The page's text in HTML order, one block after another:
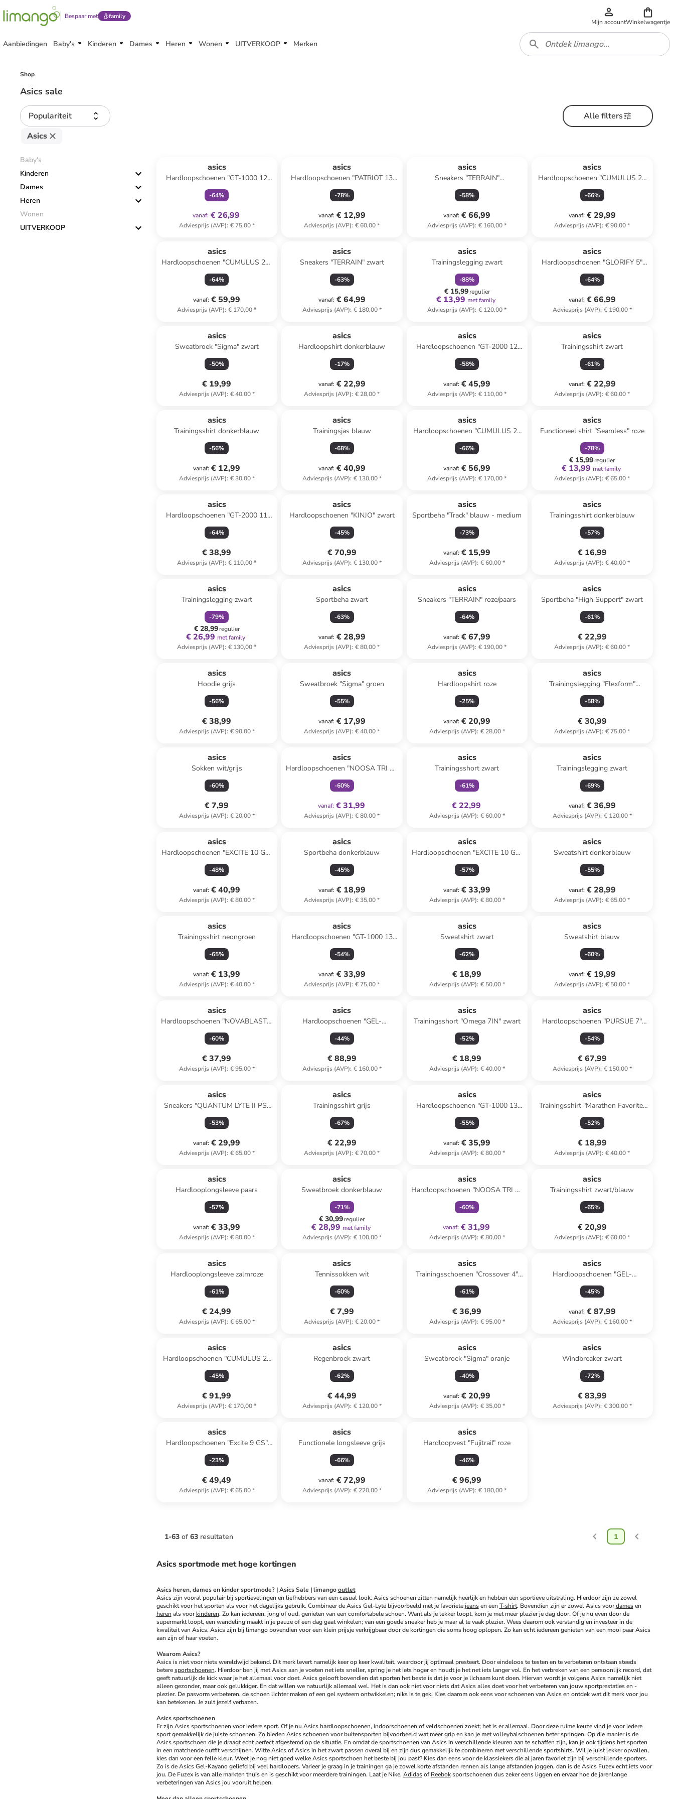
Bespaar met family
Mijn accountWinkelwagentje
Aanbiedingen Baby's Kinderen Dames Heren Wonen UITVERKOOP Merken
Shop
Asics sale
Populariteit
Alle filters
Asics
Baby's
Kinderen
Dames
Heren
Wonen
UITVERKOOP
asics
Hardloopschoenen "GT-1000 12
PS" zwart
-64%
vanaf: € 26,99
Adviesprijs (AVP): € 75,00*
asics
Hardloopschoenen "PATRIOT 13
GS" zwart/lila
-78%
vanaf: € 12,99
Adviesprijs (AVP): € 60,00*
asics
Sneakers "TERRAIN"
geel/paars/groen
-58%
vanaf: € 66,99
Adviesprijs (AVP): € 160,00*
asics
Hardloopschoenen "CUMULUS 25
GS" donkerblauw
-66%
vanaf: € 29,99
Adviesprijs (AVP): € 90,00*
asics
Hardloopschoenen "CUMULUS 24"
zwart
-64%
vanaf: € 59,99
Adviesprijs (AVP): € 170,00*
asics
Sneakers "TERRAIN" zwart
-63%
vanaf: € 64,99
Adviesprijs (AVP): € 180,00*
asics
Trainingslegging zwart
-88%
€ 15,99regulier
€ 13,99 met family
Adviesprijs (AVP): € 120,00*
asics
Hardloopschoenen "GLORIFY 5"
zwart
-64%
vanaf: € 66,99
Adviesprijs (AVP): € 190,00*
asics
Sweatbroek "Sigma" zwart
-50%
€ 19,99
Adviesprijs (AVP): € 40,00*
asics
Hardloopshirt donkerblauw
-17%
vanaf: € 22,99
Adviesprijs (AVP): € 28,00*
asics
Hardloopschoenen "GT-2000 12
GS" donkerblauw/zwart
-58%
vanaf: € 45,99
Adviesprijs (AVP): € 110,00*
asics
Trainingsshirt zwart
-61%
vanaf: € 22,99
Adviesprijs (AVP): € 60,00*
asics
Trainingsshirt donkerblauw
-56%
vanaf: € 12,99
Adviesprijs (AVP): € 30,00*
asics
Trainingsjas blauw
-68%
vanaf: € 40,99
Adviesprijs (AVP): € 130,00*
asics
Hardloopschoenen "CUMULUS 25
MK" zwart
-66%
vanaf: € 56,99
Adviesprijs (AVP): € 170,00*
asics
Functioneel shirt "Seamless" roze
-78%
€ 15,99regulier
€ 13,99 met family
Adviesprijs (AVP): € 65,00*
asics
Hardloopschoenen "GT-2000 11
GS" donkerblauw
-64%
€ 38,99
Adviesprijs (AVP): € 110,00*
asics
Hardloopschoenen "KINJO" zwart
-45%
€ 70,99
Adviesprijs (AVP): € 130,00*
asics
Sportbeha "Track" blauw - medium
-73%
vanaf: € 15,99
Adviesprijs (AVP): € 60,00*
asics
Trainingsshirt donkerblauw
-57%
€ 16,99
Adviesprijs (AVP): € 40,00*
asics
Trainingslegging zwart
-79%
€ 28,99regulier
€ 26,99 met family
Adviesprijs (AVP): € 130,00*
asics
Sportbeha zwart
-63%
vanaf: € 28,99
Adviesprijs (AVP): € 80,00*
asics
Sneakers "TERRAIN" roze/paars
-64%
vanaf: € 67,99
Adviesprijs (AVP): € 190,00*
asics
Sportbeha "High Support" zwart
-61%
€ 22,99
Adviesprijs (AVP): € 60,00*
asics
Hoodie grijs
-56%
€ 38,99
Adviesprijs (AVP): € 90,00*
asics
Sweatbroek "Sigma" groen
-55%
vanaf: € 17,99
Adviesprijs (AVP): € 40,00*
asics
Hardloopshirt roze
-25%
vanaf: € 20,99
Adviesprijs (AVP): € 28,00*
asics
Trainingslegging "Flexform"
bordeaux
-58%
€ 30,99
Adviesprijs (AVP): € 75,00*
asics
Sokken wit/grijs
-60%
€ 7,99
Adviesprijs (AVP): € 20,00*
asics
Hardloopschoenen "NOOSA TRI 16
PS" roze
-60%
vanaf: € 31,99
Adviesprijs (AVP): € 80,00*
asics
Trainingsshort zwart
-61%
€ 22,99
Adviesprijs (AVP): € 60,00*
asics
Trainingslegging zwart
-69%
vanaf: € 36,99
Adviesprijs (AVP): € 120,00*
asics
Hardloopschoenen "EXCITE 10 GS"
blauw
-48%
vanaf: € 40,99
Adviesprijs (AVP): € 80,00*
asics
Sportbeha donkerblauw
-45%
vanaf: € 18,99
Adviesprijs (AVP): € 35,00*
asics
Hardloopschoenen "EXCITE 10 GS"
zwart
-57%
vanaf: € 33,99
Adviesprijs (AVP): € 80,00*
asics
Sweatshirt donkerblauw
-55%
vanaf: € 28,99
Adviesprijs (AVP): € 65,00*
asics
Trainingsshirt neongroen
-65%
vanaf: € 13,99
Adviesprijs (AVP): € 40,00*
asics
Hardloopschoenen "GT-1000 13
PS" lichtroze
-54%
vanaf: € 33,99
Adviesprijs (AVP): € 75,00*
asics
Sweatshirt zwart
-62%
€ 18,99
Adviesprijs (AVP): € 50,00*
asics
Sweatshirt blauw
-60%
vanaf: € 19,99
Adviesprijs (AVP): € 50,00*
asics
Hardloopschoenen "NOVABLAST 2
GS" zwart
-60%
€ 37,99
Adviesprijs (AVP): € 95,00*
asics
Hardloopschoenen "GEL-
CUMULUS 28" zwart
-44%
€ 88,99
Adviesprijs (AVP): € 160,00*
asics
Trainingsshort "Omega 7IN" zwart
-52%
€ 18,99
Adviesprijs (AVP): € 40,00*
asics
Hardloopschoenen "PURSUE 7"
donkerblauw
-54%
€ 67,99
Adviesprijs (AVP): € 150,00*
asics
Sneakers "QUANTUM LYTE II PS"
zwart
-53%
vanaf: € 29,99
Adviesprijs (AVP): € 65,00*
asics
Trainingsshirt grijs
-67%
€ 22,99
Adviesprijs (AVP): € 70,00*
asics
Hardloopschoenen "GT-1000 13
GS" zwart
-55%
vanaf: € 35,99
Adviesprijs (AVP): € 80,00*
asics
Trainingsshirt "Marathon Favorite"
rood
-52%
€ 18,99
Adviesprijs (AVP): € 40,00*
asics
Hardlooplongsleeve paars
-57%
vanaf: € 33,99
Adviesprijs (AVP): € 80,00*
asics
Sweatbroek donkerblauw
-71%
€ 30,99regulier
€ 28,99 met family
Adviesprijs (AVP): € 100,00*
asics
Hardloopschoenen "NOOSA TRI 16
PS" geel
-60%
vanaf: € 31,99
Adviesprijs (AVP): € 80,00*
asics
Trainingsshirt zwart/blauw
-65%
€ 20,99
Adviesprijs (AVP): € 60,00*
asics
Hardlooplongsleeve zalmroze
-61%
€ 24,99
Adviesprijs (AVP): € 65,00*
asics
Tennissokken wit
-60%
€ 7,99
Adviesprijs (AVP): € 20,00*
asics
Trainingsschoenen "Crossover 4"
zwart
-61%
€ 36,99
Adviesprijs (AVP): € 95,00*
asics
Hardloopschoenen "GEL-
CUMULUS 28" zwart/wit
-45%
vanaf: € 87,99
Adviesprijs (AVP): € 160,00*
asics
Hardloopschoenen "CUMULUS 25
TR" donkerblauw
-45%
€ 91,99
Adviesprijs (AVP): € 170,00*
asics
Regenbroek zwart
-62%
€ 44,99
Adviesprijs (AVP): € 120,00*
asics
Sweatbroek "Sigma" oranje
-40%
vanaf: € 20,99
Adviesprijs (AVP): € 35,00*
asics
Windbreaker zwart
-72%
€ 83,99
Adviesprijs (AVP): € 300,00*
asics
Hardloopschoenen "Excite 9 GS"
zwart/paars
-23%
€ 49,49
Adviesprijs (AVP): € 65,00*
asics
Functionele longsleeve grijs
-66%
vanaf: € 72,99
Adviesprijs (AVP): € 220,00*
asics
Hardloopvest "Fujitrail" roze
-46%
€ 96,99
Adviesprijs (AVP): € 180,00*
1-63 of 63 resultaten 1
Asics sportmode met hoge kortingen
Asics heren, dames en kinder sportmode? | Asics Sale | limango outlet
Asics zijn vooral populair bij sportievelingen en liefhebbers van een casual look. Asics schoenen zitten namelijk heerlijk en hebben een sportieve uitstraling. Hierdoor zijn ze zowel
geschikt voor het sporten als voor het dagelijks gebruik. Combineer de Asics Gel-Lyte bijvoorbeeld met je favoriete jeans en een T-shirt. Bovendien zijn er zowel Asics voor dames
heren als voor kinderen. Zo kan iedereen, jong of oud, genieten van een comfortabele schoen. Want als je lekker loopt, kom je met meer plezier je dag door. Of je nu even door de
supermarkt loopt, een wandeling maakt in je pauze of een dag gaat winkelen; van een goede sneaker heb je maar al te vaak plezier. Wees daarom ook verstandig en investeer in de
kwaliteit van Asics. Asics zijn bij limango bovendien voor een klein prijsje verkrijgbaar door de kortingen die soms hoog oplopen. Zo kan echt iedereen genieten van een mooi paar Asics
aan zijn of haar voeten.
Waarom Asics?
Asics is niet voor niets wereldwijd bekend. Dit merk levert namelijk keer op keer kwaliteit, waardoor jij optimaal presteert. Door eindeloos te testen en te verbeteren ontstaan steeds
betere sportschoenen. Hierdoor ben jij met Asics aan je voeten net iets sneller, spring je net iets hoger en houdt je het net iets langer vol. En het verbreken van een persoonlijk record, dat
geeft natuurlijk de kick waar je het allemaal voor doet. Asics gelooft bovendien dat sporten het beste is dat je voor je lichaam kunt doen. Hiervan wordt je volgens Asics namelijk niet
alleen gezonder, maar ook gelukkiger. En dat willen we natuurlijk allemaal wel. Het is dan ook niet voor niets dat Asics alles doet voor het verbeteren van jouw sportprestaties en -
plezier. De pasvorm verbeteren, de schoen lichter maken of een gel systeem ontwikkelen; niks is te gek. Kies daarom ook eens voor schoenen van Asics en ontdek wat dit merk voor jou
kan betekenen. Je zult jezelf verbazen.
Asics sportschoenen
Er zijn Asics sportschoenen voor iedere sport. Of je nu Asics hardloopschoenen, indoorschoenen of veldschoenen zoekt; het is er allemaal. Door deze ruime keuze vind je voor iedere
sport gemakkelijk de juiste schoenen. Zo bieden Asics schoenen voor buitensporten bijvoorbeeld wat meer grip en kan je met volleybalschoenen beter springen. Op die manier is de
Asics sportschoen die je draagt echt perfect afgestemd op de situatie. En omdat de sportschoenen van Asics in verschillende kleuren aan te schaffen zijn, kan je ook tijdens het sporten
in een matchende outfit verschijnen. Witte Asics of Asics in het zwart passen overal bij en zijn dus gemakkelijk te combineren met verschillende sportshirts. Wil je juist lekker opvallen,
kies dan voor een felle kleur. Weet je nog niet goed welke Asics sportschoen het beste bij jou past? Kies dan eens voor de klassiekers die al jaren favoriet zijn bij verschillende sporters.
Zo is de Asics Gel-Kayano geliefd bij veel hardlopers. Varieer je graag in je trainingen ga je zowel korte afstanden rennen als lange afstanden joggen, dan is de Asics Fuzex echt iets voor
jou. De Fuzex is van alle markten thuis en is geschikt voor meerdere trainingen. Laat je Nike, Adidas of Reebok sportschoenen dus zeker eens liggen en ervaar hoe de jarenlange
verbeteringen van Asics jou vooruit helpen.